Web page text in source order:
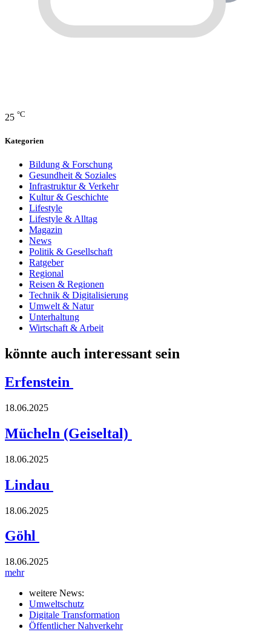
25 °C
Kategorien
Bildung & Forschung
Gesundheit & Soziales
Infrastruktur & Verkehr
Kultur & Geschichte
Lifestyle
Lifestyle & Alltag
Magazin
News
Politik & Gesellschaft
Ratgeber
Regional
Reisen & Regionen
Technik & Digitalisierung
Umwelt & Natur
Unterhaltung
Wirtschaft & Arbeit
könnte auch interessant sein
Erfenstein
18.06.2025
Mücheln (Geiseltal)
18.06.2025
Lindau
18.06.2025
Göhl
18.06.2025
mehr
weitere News:
Umweltschutz
Digitale Transformation
Öffentlicher Nahverkehr